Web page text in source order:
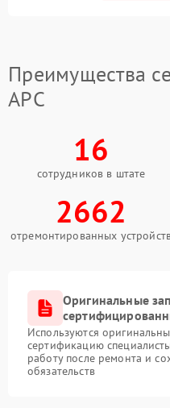
Преимущества
APC
16
сотрудников в штате
2662
отремонтированных
Оригинальные
Используются
сертификацию
работу после ремонта и
обязательств